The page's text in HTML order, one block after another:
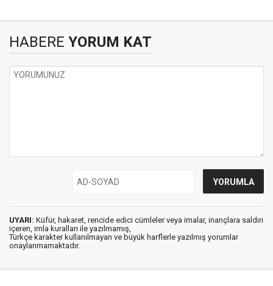
HABERE YORUM KAT
UYARI: Küfür, hakaret, rencide edici cümleler veya imalar, inançlara saldırı
içeren, imla kuralları ile yazılmamış,
Türkçe karakter kullanılmayan ve büyük harflerle yazılmış yorumlar
onaylanmamaktadır.